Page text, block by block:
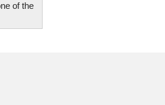
of the